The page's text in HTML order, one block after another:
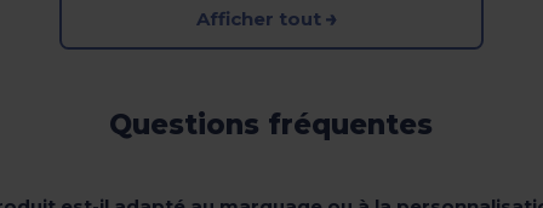
Afficher tout
Questions fréquentes